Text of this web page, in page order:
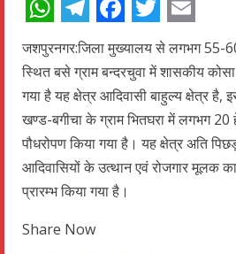
WhatsApp
Telegram
Facebook
Twitter
जशपुरनगर:जिला मुख्यालय से लगभग 55-
स्थित बसे ग्राम बन्दरचुवा में शासकीय
गया है यह क्षेत्र आदिवासी बाहुल्य क्षेत्र है,
खण्ड-बगीचा के ग्राम भितघरा में लगभग 20
पौधरोपण किया गया है। यह क्षेत्र अति
आदिवासियों के उत्थान एवं रोजगार मूलक
प्रारम्भ किया गया है।
Share Now